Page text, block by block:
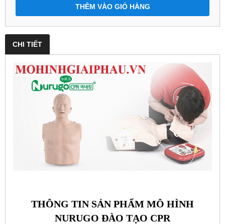
THÊM VÀO GIỎ HÀNG
CHI TIẾT
THÔNG TIN SẢN PHẨM MÔ HÌNH
NURUGO ĐÀO TẠO CPR